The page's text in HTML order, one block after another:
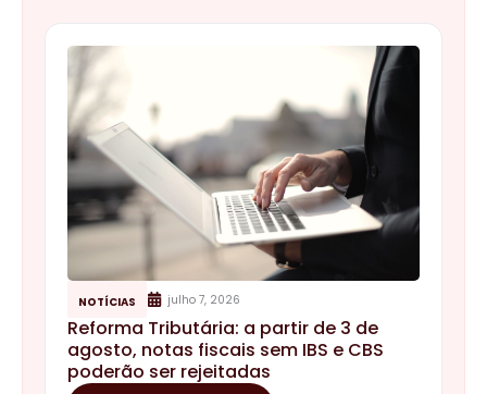
NOTÍCIAS julho 7, 2026
Reforma Tributária: a partir de 3 de
agosto, notas fiscais sem IBS e CBS
poderão ser rejeitadas